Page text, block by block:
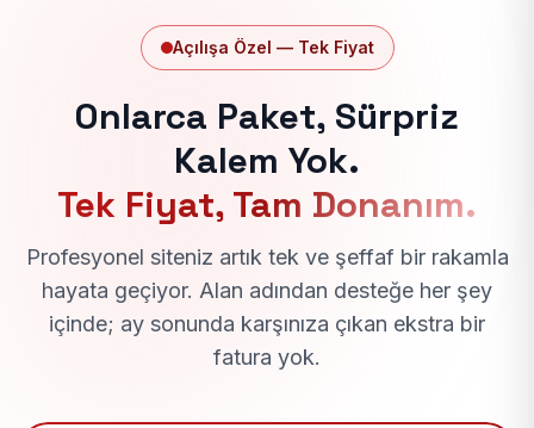
Açılışa Özel — Tek Fiyat
Onlarca Paket, Sürpriz
Kalem Yok.
Tek Fiyat, Tam Donanım.
Profesyonel siteniz artık tek ve şeffaf bir rakamla
hayata geçiyor. Alan adından desteğe her şey
içinde; ay sonunda karşınıza çıkan ekstra bir
fatura yok.